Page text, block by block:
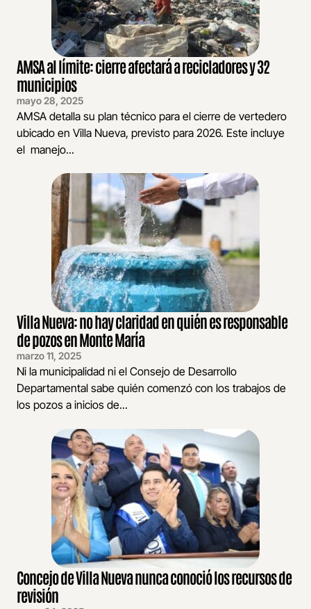
AMSA al límite: cierre afectará a recicladores y 32
municipios
mayo 28, 2025
AMSA detalla su plan técnico para el cierre de vertedero
ubicado en Villa Nueva, previsto para 2026. Este incluye
el manejo...
Villa Nueva: no hay claridad en quién es responsable
de pozos en Monte María
marzo 11, 2025
Ni la municipalidad ni el Consejo de Desarrollo
Departamental sabe quién comenzó con los trabajos de
los pozos a inicios de...
Concejo de Villa Nueva nunca conoció los recursos de
revisión